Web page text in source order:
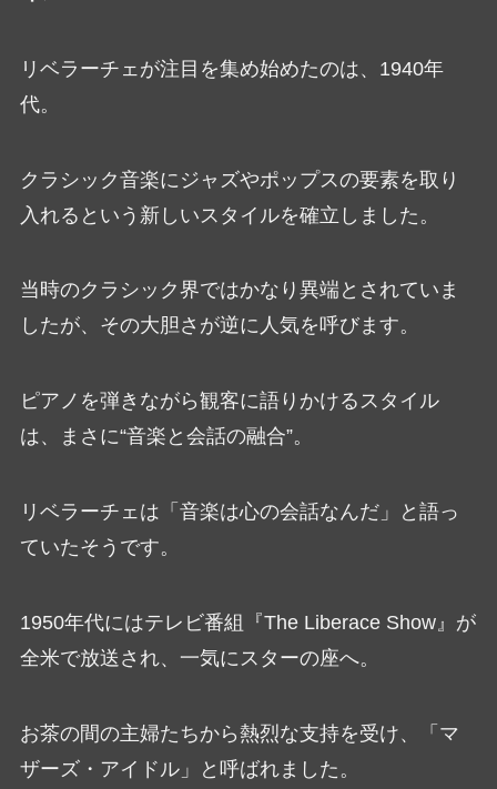
リベラーチェが注目を集め始めたのは、1940年
代。
クラシック音楽にジャズやポップスの要素を取り
入れるという新しいスタイルを確立しました。
当時のクラシック界ではかなり異端とされていま
したが、その大胆さが逆に人気を呼びます。
ピアノを弾きながら観客に語りかけるスタイル
は、まさに“音楽と会話の融合”。
リベラーチェは「音楽は心の会話なんだ」と語っ
ていたそうです。
1950年代にはテレビ番組『The Liberace Show』が
全米で放送され、一気にスターの座へ。
お茶の間の主婦たちから熱烈な支持を受け、「マ
ザーズ・アイドル」と呼ばれました。